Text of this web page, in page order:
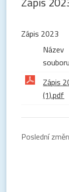
Zápis 2023
Název
souboru
Zápis
(1).pdf
Poslední